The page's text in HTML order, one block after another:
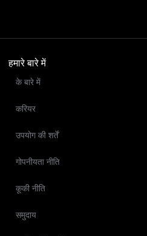
हमारे बारे में
के बारे में
करियर
उपयोग की शर्तें
गोपनीयता नीति
कूकी नीति
समुदाय